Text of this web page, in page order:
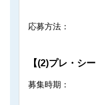
応募方法：
【(2)プレ・シ
募集時期：